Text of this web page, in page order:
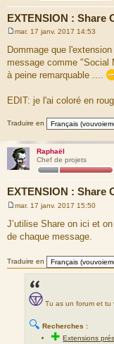
EXTENSION : Share
e
s
s
a
g
mar. 17 janv. 2017 14:53
Dommage que
message comme "Social
à peine remarquable ....
EDIT: je l'ai coloré en
Traduire en
Raphaël
Chef de projets
EXTENSION : Share
s
s
e
mar. 17 janv. 2017 15:50
J’utilise Share on ici et
de chaque message.
Traduire en
Tu as un forum et tu
🔍 Recherches :
✚Extensions